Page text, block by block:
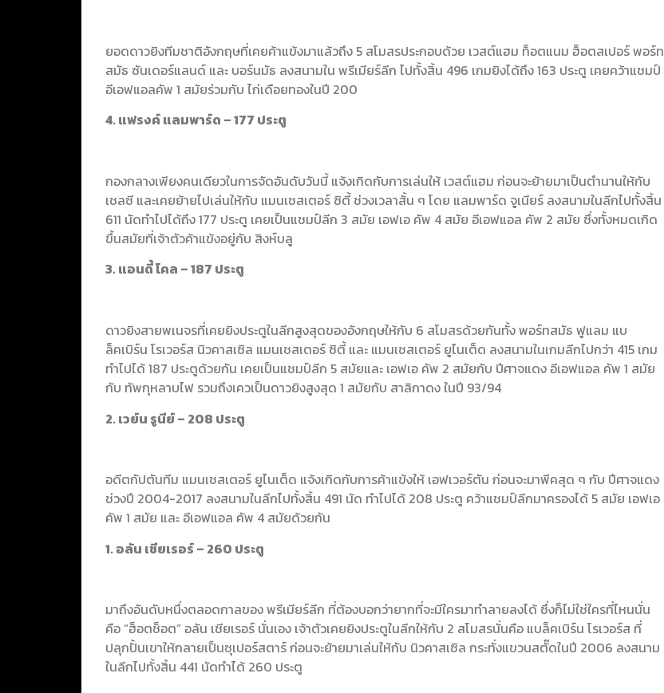
ยอดดาวยิงทีมชาติอังกฤษที่เคยค้าแข้งมาแล้วถึง 5 สโมสรประกอบด้วย เวสต์แฮม ท็อตแนม ฮ็อตสเปอร์ พอร์ท
สมัธ ซันเดอร์แลนด์ และ บอร์นมัธ ลงสนามใน พรีเมียร์ลีก ไปทั้งสิ้น 496 เกมยิงได้ถึง 163 ประตู เคยคว้าแชมป์
อีเอฟแอลคัพ 1 สมัยร่วมกับ ไก่เดือยทองในปี 200
4. แฟรงค์ แลมพาร์ด – 177 ประตู
กองกลางเพียงคนเดียวในการจัดอันดับวันนี้ แจ้งเกิดกับการเล่นให้ เวสต์แฮม ก่อนจะย้ายมาเป็นตำนานให้กับ
เชลซี และเคยย้ายไปเล่นให้กับ แมนเชสเตอร์ ซิตี้ ช่วงเวลาสั้น ๆ โดย แลมพาร์ด จูเนียร์ ลงสนามในลีกไปทั้งสิ้น
611 นัดทำไปได้ถึง 177 ประตู เคยเป็นแชมป์ลีก 3 สมัย เอฟเอ คัพ 4 สมัย อีเอฟแอล คัพ 2 สมัย ซึ่งทั้งหมดเกิด
ขึ้นสมัยที่เจ้าตัวค้าแข้งอยู่กับ สิงห์บลู
3. แอนดี้ โคล – 187 ประตู
ดาวยิงสายพเนจรที่เคยยิงประตูในลีกสูงสุดของอังกฤษให้กับ 6 สโมสรด้วยกันทั้ง พอร์ทสมัธ ฟูแลม แบ
ล็คเบิร์น โรเวอร์ส นิวคาสเซิล แมนเชสเตอร์ ซิตี้ และ แมนเชสเตอร์ ยูไนเต็ด ลงสนามในเกมลีกไปกว่า 415 เกม
ทำไปได้ 187 ประตูด้วยกัน เคยเป็นแชมป์ลีก 5 สมัยและ เอฟเอ คัพ 2 สมัยกับ ปีศาจแดง อีเอฟแอล คัพ 1 สมัย
กับ ทัพกุหลาบไฟ รวมถึงเควเป็นดาวยิงสูงสุด 1 สมัยกับ สาลิกาดง ในปี 93/94
2. เวย์น รูนีย์ – 208 ประตู
อดีตกัปตันทีม แมนเชสเตอร์ ยูไนเต็ด แจ้งเกิดกับการค้าแข้งให้ เอฟเวอร์ตัน ก่อนจะมาพีคสุด ๆ กับ ปีศาจแดง
ช่วงปี 2004-2017 ลงสนามในลีกไปทั้งสิ้น 491 นัด ทำไปได้ 208 ประตู คว้าแชมป์ลีกมาครองได้ 5 สมัย เอฟเอ
คัพ 1 สมัย และ อีเอฟแอล คัพ 4 สมัยด้วยกัน
1. อลัน เชียเรอร์ – 260 ประตู
มาถึงอันดับหนึ่งตลอดกาลของ พรีเมียร์ลีก ที่ต้องบอกว่ายากที่จะมีใครมาทำลายลงได้ ซึ่งก็ไม่ใช่ใครที่ไหนนั่น
คือ “ฮ็อตช็อต” อลัน เชียเรอร์ นั่นเอง เจ้าตัวเคยยิงประตูในลีกให้กับ 2 สโมสรนั่นคือ แบล็คเบิร์น โรเวอร์ส ที่
ปลุกปั้นเขาให้กลายเป็นซุเปอร์สตาร์ ก่อนจะย้ายมาเล่นให้กับ นิวคาสเซิล กระทั่งแขวนสตั๊ดในปี 2006 ลงสนาม
ในลีกไปทั้งสิ้น 441 นัดทำได้ 260 ประตู